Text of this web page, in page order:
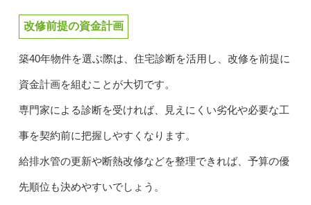
改修前提の資金計画
築40年物件を選ぶ際は、住宅診断を活用し、改修を前提に
資金計画を組むことが大切です。
専門家による診断を受ければ、見えにくい劣化や必要な工
事を契約前に把握しやすくなります。
給排水管の更新や断熱改修などを整理できれば、予算の優
先順位も決めやすいでしょう。